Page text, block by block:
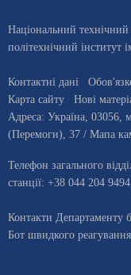
Національний
політехнічний інститут
Контактні дані
Карта сайту
Нові
Адреса: Україна, 03056,
(Перемоги), 37 / Мапа
Телефон загального
станцiї: +38 044 204 9494
Контакти Департаменту
Бот швидкого реагування